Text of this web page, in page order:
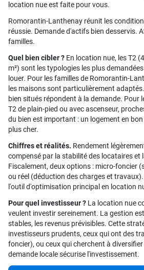
location nue est faite pour vous.
Romorantin-Lanthenay réunit les
réussie. Demande d'actifs bien desservis.
familles.
Quel bien cibler ? En location nue, les T2
m²) sont les typologies les plus
louer. Pour les familles de Romorantin-
les maisons sont particulièrement
bien situés répondent à la demande. Pour
T2 de plain-pied ou avec ascenseur,
du bien est important : un logement en
plus cher.
Chiffres et réalités. Rendement
compensé par la stabilité des locataires et
Fiscalement, deux options : micro-foncier
ou réel (déduction des charges et
l'outil d'optimisation principal en location
Pour quel investisseur ? La location nue
veulent investir sereinement. La gestion
stables, les revenus prévisibles. Cette
investisseurs prudents, ceux qui ont des
foncier), ou ceux qui cherchent à
demande locale sécurise l'investissement.